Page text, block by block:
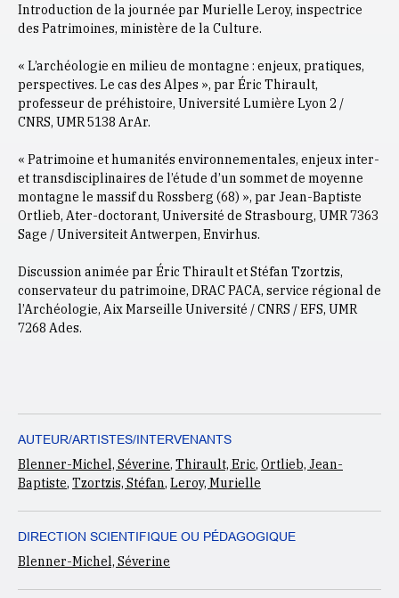
Introduction de la journée par Murielle Leroy, inspectrice
des Patrimoines, ministère de la Culture.
« L’archéologie en milieu de montagne : enjeux, pratiques,
perspectives. Le cas des Alpes », par Éric Thirault,
professeur de préhistoire, Université Lumière Lyon 2 /
CNRS, UMR 5138 ArAr.
« Patrimoine et humanités environnementales, enjeux inter-
et transdisciplinaires de l’étude d’un sommet de moyenne
montagne le massif du Rossberg (68) », par Jean-Baptiste
Ortlieb, Ater-doctorant, Université de Strasbourg, UMR 7363
Sage / Universiteit Antwerpen, Envirhus.
Discussion animée par Éric Thirault et Stéfan Tzortzis,
conservateur du patrimoine, DRAC PACA, service régional de
l’Archéologie, Aix Marseille Université / CNRS / EFS, UMR
7268 Ades.
AUTEUR/ARTISTES/INTERVENANTS
Blenner-Michel, Séverine, Thirault, Eric, Ortlieb, Jean-
Baptiste, Tzortzis, Stéfan, Leroy, Murielle
DIRECTION SCIENTIFIQUE OU PÉDAGOGIQUE
Blenner-Michel, Séverine